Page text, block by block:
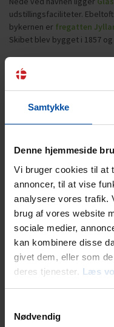
Samtykke
Denne hjemmeside
Vi bruger cookies til at
annoncer, til at vise
analysere vores trafik.
brug af vores website
sociale medier,
kan kombinere disse
givet dem, eller som
deres tjenester. Læs
Nødvendig
udstillingsfaciliteter.
bykernen er fregatten
Skibet blev bygget i 1857 og
og forkæle jer selv med en
Galleri. Man bør heller ikke
hyggelige restauranter og
f.eks. det internationalt
eller rejs tilbage i tiden i